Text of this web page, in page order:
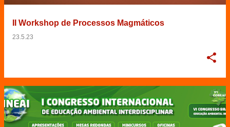
II Workshop de Processos Magmáticos
23.5.23